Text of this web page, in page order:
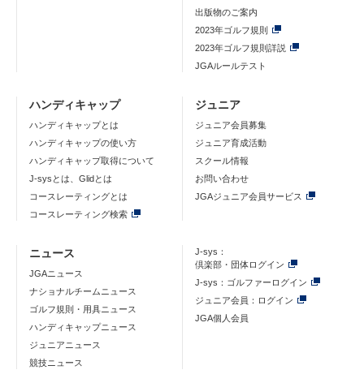
出版物のご案内
2023年ゴルフ規則
2023年ゴルフ規則詳説
JGAルールテスト
ハンディキャップ
ハンディキャップとは
ハンディキャップの使い方
ハンディキャップ取得について
J-sysとは、Glidとは
コースレーティングとは
コースレーティング検索
ジュニア
ジュニア会員募集
ジュニア育成活動
スクール情報
お問い合わせ
JGAジュニア会員サービス
ニュース
JGAニュース
ナショナルチームニュース
ゴルフ規則・用具ニュース
ハンディキャップニュース
ジュニアニュース
競技ニュース
J-sys：
倶楽部・団体ログイン
J-sys：ゴルファーログイン
ジュニア会員：ログイン
JGA個人会員